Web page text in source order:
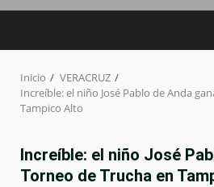
Inicio
VERACRUZ
Increíble: el niño José Pablo de Anda
Tampico Alto
Increíble: el niño José
Torneo de Trucha en